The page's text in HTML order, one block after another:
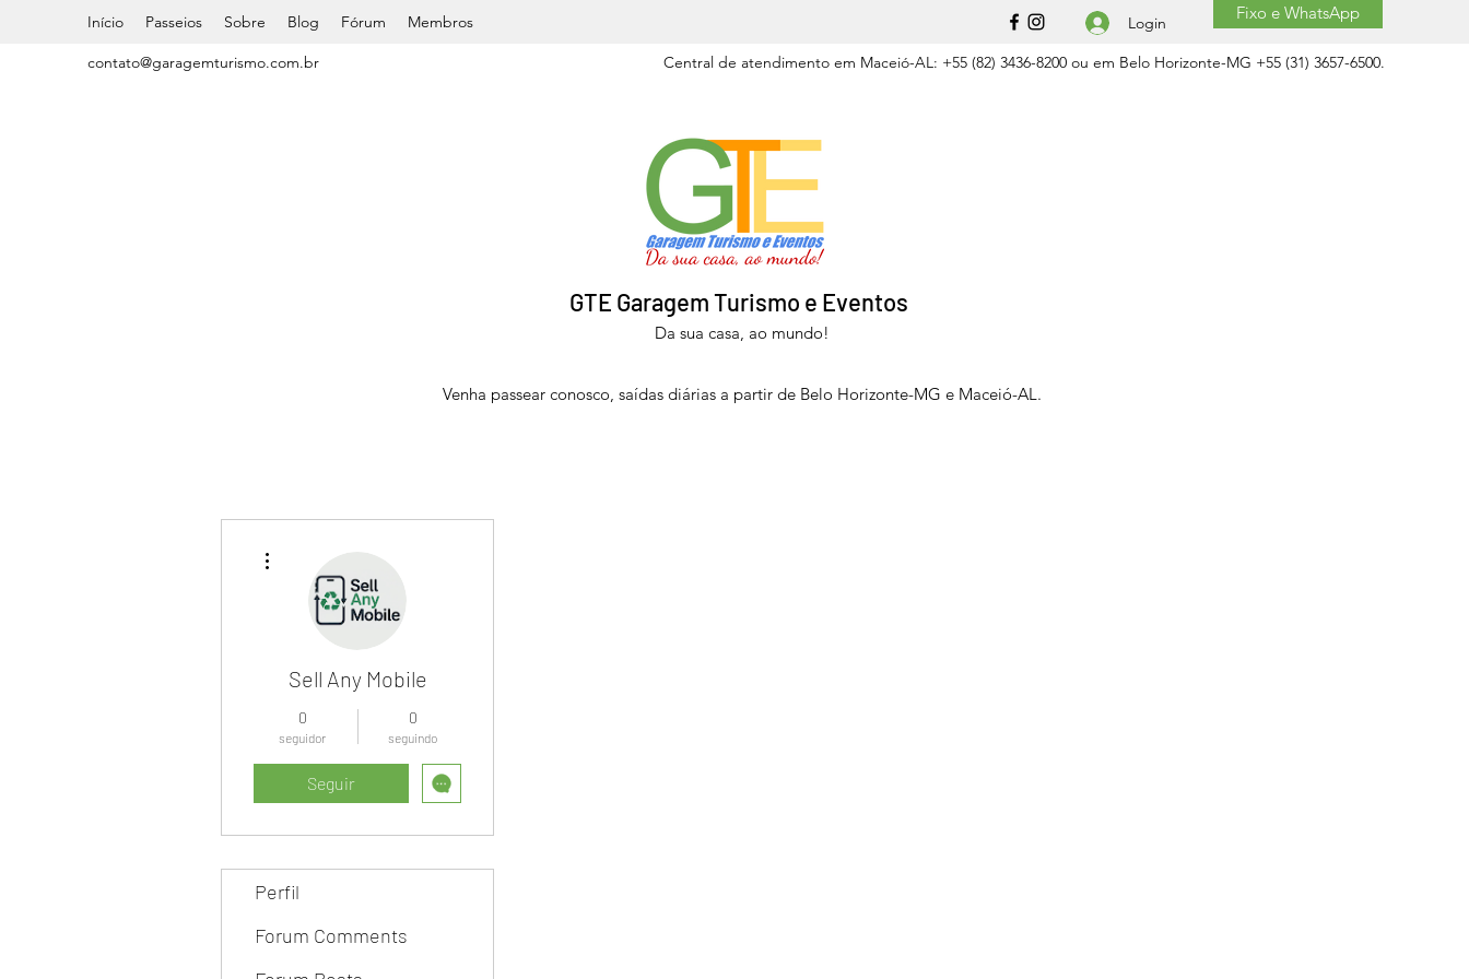
Início Passeios Sobre Blog Fórum Membros Login Fixo e WhatsApp
contato@garagemturismo.com.br Central de atendimento em Maceió-AL: +55 (82) 3436-8200 ou em Belo Horizonte-MG +55 (31) 3657-6500.
GTE Garagem Turismo e Eventos
Da sua casa, ao mundo!
Venha passear conosco, saídas diárias a partir de Belo Horizonte-MG e Maceió-AL.
Sell Any Mobile
0
seguidor
0
seguindo
Seguir
Perfil
Forum Comments